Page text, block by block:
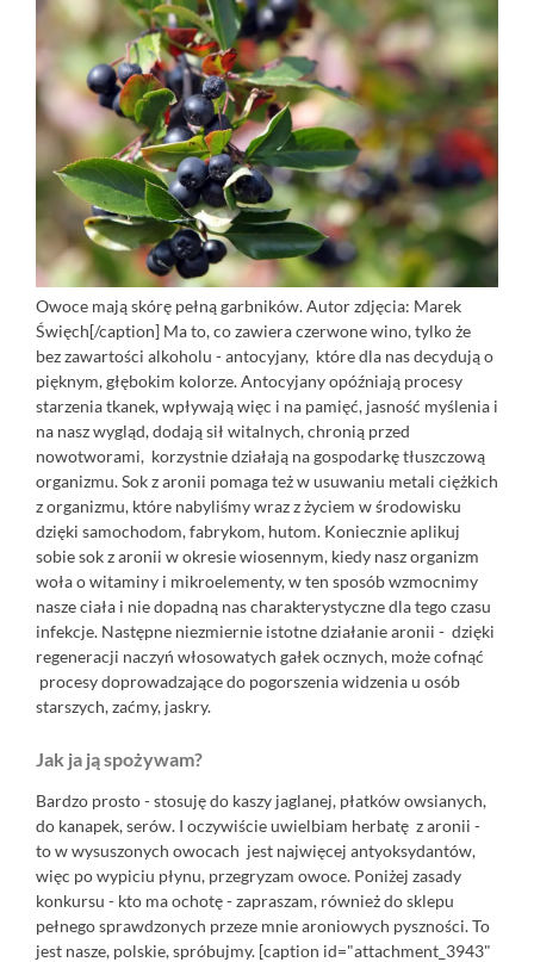
Owoce mają skórę pełną garbników. Autor zdjęcia: Marek
Święch[/caption] Ma to, co zawiera czerwone wino, tylko że
bez zawartości alkoholu - antocyjany, które dla nas decydują o
pięknym, głębokim kolorze. Antocyjany opóźniają procesy
starzenia tkanek, wpływają więc i na pamięć, jasność myślenia i
na nasz wygląd, dodają sił witalnych, chronią przed
nowotworami, korzystnie działają na gospodarkę tłuszczową
organizmu. Sok z aronii pomaga też w usuwaniu metali ciężkich
z organizmu, które nabyliśmy wraz z życiem w środowisku
dzięki samochodom, fabrykom, hutom. Koniecznie aplikuj
sobie sok z aronii w okresie wiosennym, kiedy nasz organizm
woła o witaminy i mikroelementy, w ten sposób wzmocnimy
nasze ciała i nie dopadną nas charakterystyczne dla tego czasu
infekcje. Następne niezmiernie istotne działanie aronii - dzięki
regeneracji naczyń włosowatych gałek ocznych, może cofnąć
procesy doprowadzające do pogorszenia widzenia u osób
starszych, zaćmy, jaskry.
Jak ja ją spożywam?
Bardzo prosto - stosuję do kaszy jaglanej, płatków owsianych,
do kanapek, serów. I oczywiście uwielbiam herbatę z aronii -
to w wysuszonych owocach jest najwięcej antyoksydantów,
więc po wypiciu płynu, przegryzam owoce. Poniżej zasady
konkursu - kto ma ochotę - zapraszam, również do sklepu
pełnego sprawdzonych przeze mnie aroniowych pyszności. To
jest nasze, polskie, spróbujmy. [caption id="attachment_3943"